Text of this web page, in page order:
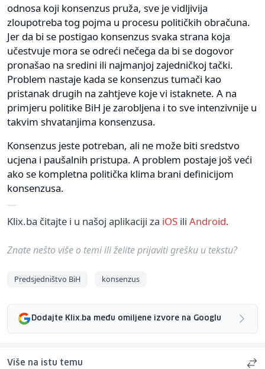
odnosa koji konsenzus pruža, sve je vidljivija
zloupotreba tog pojma u procesu političkih obračuna.
Jer da bi se postigao konsenzus svaka strana koja
učestvuje mora se odreći nečega da bi se dogovor
pronašao na sredini ili najmanjoj zajedničkoj tački.
Problem nastaje kada se konsenzus tumači kao
pristanak drugih na zahtjeve koje vi istaknete. A na
primjeru politike BiH je zarobljena i to sve intenzivnije u
takvim shvatanjima konsenzusa.
Konsenzus jeste potreban, ali ne može biti sredstvo
ucjena i paušalnih pristupa. A problem postaje još veći
ako se kompletna politička klima brani definicijom
konsenzusa.
Klix.ba čitajte i u našoj aplikaciji za iOS ili Android.
Znate nešto više o temi ili želite prijaviti grešku u tekstu?
Predsjedništvo BiH konsenzus
Dodajte Klix.ba među omiljene izvore na Googlu
Više na istu temu